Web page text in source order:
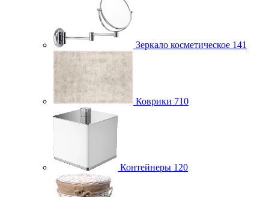
Зеркало косметическое 141
Коврики 710
Контейнеры 120